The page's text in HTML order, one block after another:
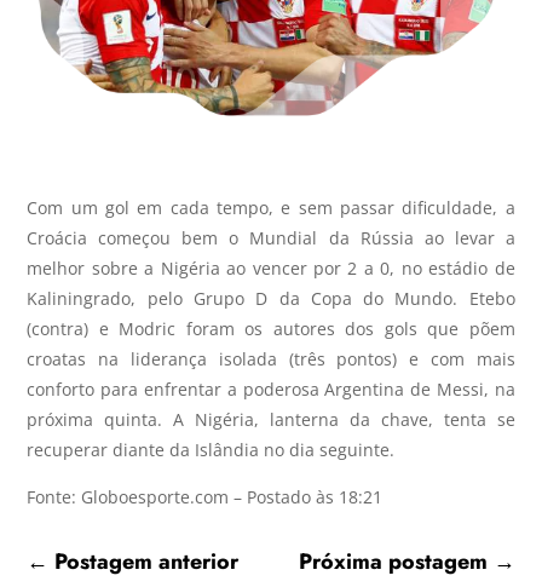
Com um gol em cada tempo, e sem passar dificuldade, a
Croácia começou bem o Mundial da Rússia ao levar a
melhor sobre a Nigéria ao vencer por 2 a 0, no estádio de
Kaliningrado, pelo Grupo D da Copa do Mundo. Etebo
(contra) e Modric foram os autores dos gols que põem
croatas na liderança isolada (três pontos) e com mais
conforto para enfrentar a poderosa Argentina de Messi, na
próxima quinta. A Nigéria, lanterna da chave, tenta se
recuperar diante da Islândia no dia seguinte.
Fonte: Globoesporte.com – Postado às 18:21
← Postagem anterior Próxima postagem →